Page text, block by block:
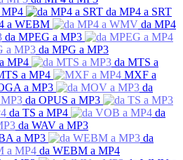
MP4
da MP4 a SRT
a WEBM
da MP4
da MPEG a MP3
da MPG a MP3
MP4
da MTS a
a MP4
MXF a
a MP3
da
da OPUS a MP3
da TS a MP4
da
da WAV a MP3
a MP3
da
da WEBM a MP4